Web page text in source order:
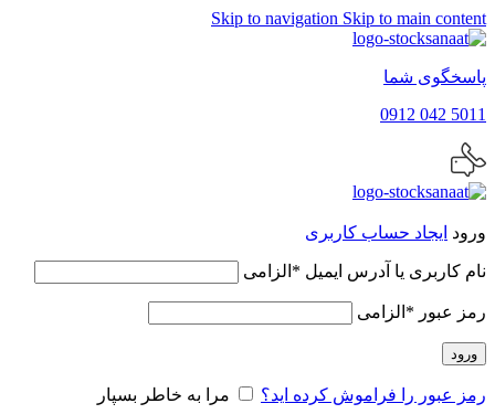
Skip to navigation Skip to main content
پاسخگوی شما
5011 042 0912
ورود ایجاد حساب کاربری
نام کاربری یا آدرس ایمیل * الزامی
رمز عبور * الزامی
ورود
رمز عبور را فراموش کرده اید؟ مرا به خاطر بسپار